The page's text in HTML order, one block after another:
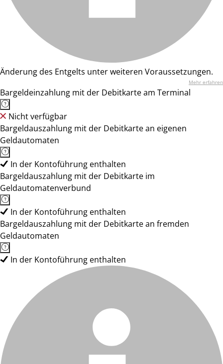
Änderung des Entgelts unter weiteren Voraussetzungen.
Mehr erfahren
Bargeldeinzahlung mit der Debitkarte am Terminal
Nicht verfügbar
Bargeldauszahlung mit der Debitkarte an eigenen
Geldautomaten
In der Kontoführung enthalten
Bargeldauszahlung mit der Debitkarte im
Geldautomatenverbund
In der Kontoführung enthalten
Bargeldauszahlung mit der Debitkarte an fremden
Geldautomaten
In der Kontoführung enthalten